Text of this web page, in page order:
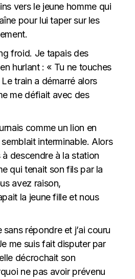
vers le jeune homme qui
pour lui taper sur les
froid. Je tapais des
hurlant : « Tu ne touches
train a démarré alors
me défiait avec des
comme un lion en
interminable. Alors
à descendre à la station
qui tenait son fils par la
avez raison,
la jeune fille et nous
répondre et j’ai couru
me suis fait disputer par
décrochait son
ne pas avoir prévenu